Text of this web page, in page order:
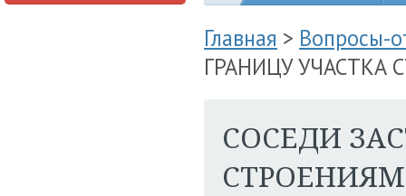
Главная > Вопросы-
ГРАНИЦУ УЧАСТКА
СОСЕДИ